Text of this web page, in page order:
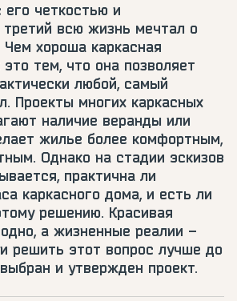
его четкостью и
третий всю жизнь мечтал о
хороша каркасная
это тем, что она позволяет
любой, самый
Проекты многих каркасных
наличие веранды или
жилье более комфортным,
Однако на стадии эскизов
практична ли
каркасного дома, и есть ли
решению. Красивая
а жизненные реалии –
решить этот вопрос лучше до
и утвержден проект.